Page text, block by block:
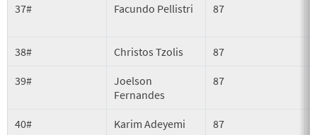
37# Facundo Pellistri 87
38# Christos Tzolis 87
39#
Joelson
Fernandes
87
40# Karim Adeyemi 87